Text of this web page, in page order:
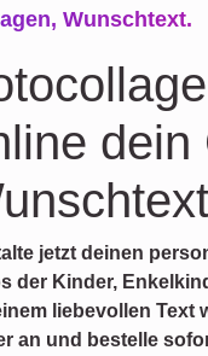
Wunschtext.
dein
jetzt deinen
der Kinder,
liebevollen Text
an und bestelle